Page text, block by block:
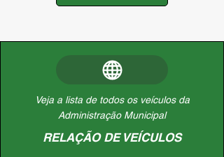
Veja a lista de todos os veículos da
Administração Municipal
RELAÇÃO DE VEÍCULOS